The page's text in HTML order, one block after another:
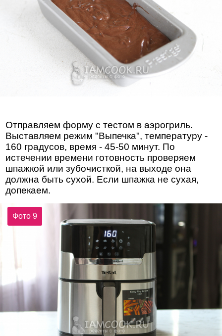
Отправляем форму с тестом в аэрогриль.
Выставляем режим "Выпечка", температуру -
160 градусов, время - 45-50 минут. По
истечении времени готовность проверяем
шпажкой или зубочисткой, на выходе она
должна быть сухой. Если шпажка не сухая,
допекаем.
Фото 9